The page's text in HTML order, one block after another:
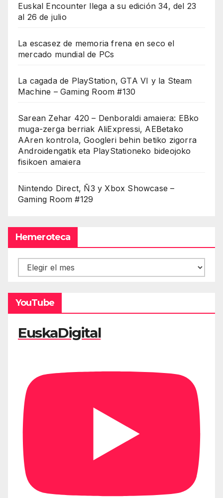
Euskal Encounter llega a su edición 34, del 23
al 26 de julio
La escasez de memoria frena en seco el
mercado mundial de PCs
La cagada de PlayStation, GTA VI y la Steam
Machine – Gaming Room #130
Sarean Zehar 420 – Denboraldi amaiera: EBko
muga-zerga berriak AliExpressi, AEBetako
AAren kontrola, Googleri behin betiko zigorra
Androidengatik eta PlayStationeko bideojoko
fisikoen amaiera
Nintendo Direct, Ñ3 y Xbox Showcase –
Gaming Room #129
Hemeroteca
Hemeroteca
YouTube
EuskaDigital